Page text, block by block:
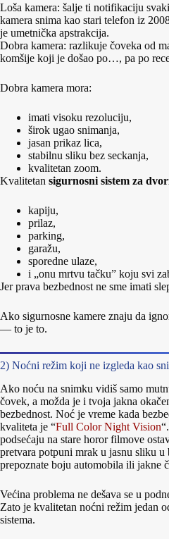
Loša kamera: šalje ti notifikaciju
kamera snima kao stari telefon iz
je umetnička apstrakcija.
Dobra kamera: razlikuje čoveka od
komšije koji je došao po…, pa po
Dobra kamera mora:
imati visoku rezoluciju,
širok ugao snimanja,
jasan prikaz lica,
stabilnu sliku bez seckanja,
kvalitetan zoom.
Kvalitetan sigurnosni sistem za
kapiju,
prilaz,
parking,
garažu,
sporedne ulaze,
i „onu mrtvu tačku” koju svi
Jer prava bezbednost ne sme imati
Ako sigurnosne kamere znaju da
— to je to.
2) Noćni režim koji ne izgleda kao
Ako noću na snimku vidiš samo
čovek, a možda je i tvoja jakna
bezbednost. Noć je vreme kada
kvaliteta je “Full Color Night Vision
podsećaju na stare horor filmove
pretvara potpuni mrak u jasnu sliku
prepoznate boju automobila ili jakne
Većina problema ne dešava se u
Zato je kvalitetan noćni režim jedan
sistema.